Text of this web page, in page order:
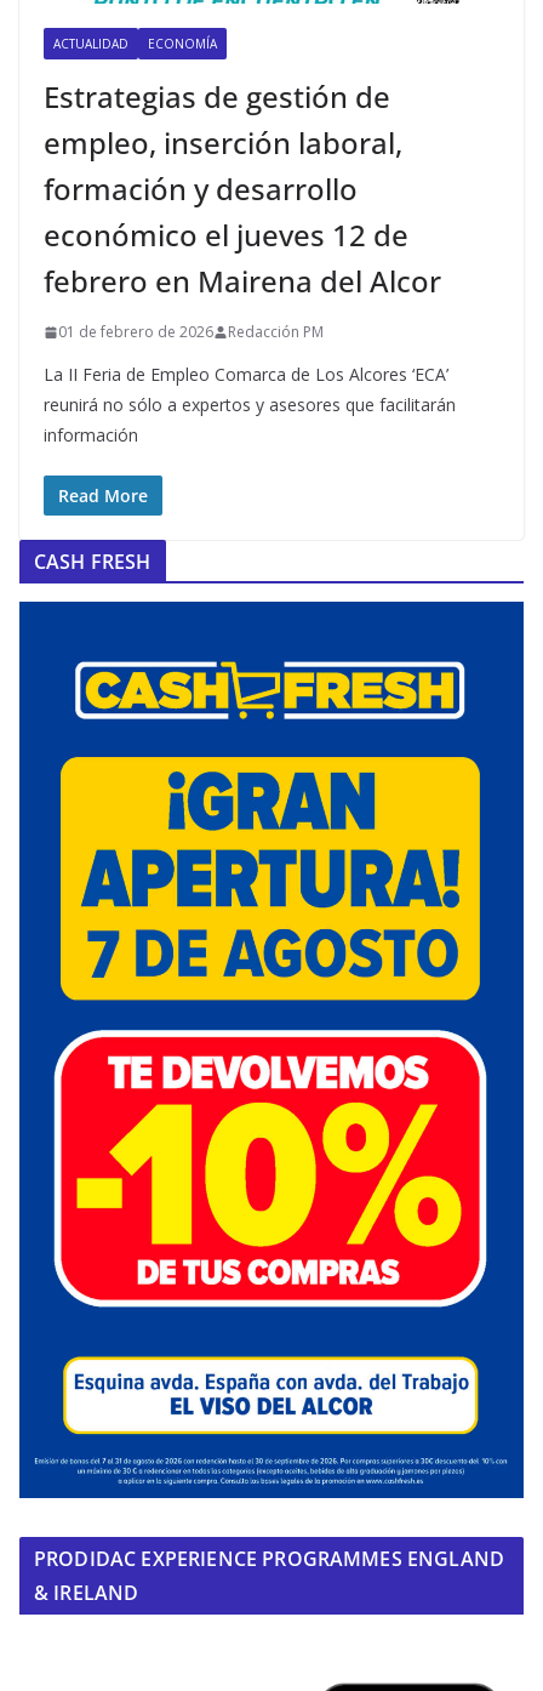
ACTUALIDAD ECONOMÍA
Estrategias de gestión de
empleo, inserción laboral,
formación y desarrollo
económico el jueves 12 de
febrero en Mairena del Alcor
01 de febrero de 2026 Redacción PM
La II Feria de Empleo Comarca de Los Alcores ‘ECA’
reunirá no sólo a expertos y asesores que facilitarán
información
Read More
CASH FRESH
PRODIDAC EXPERIENCE PROGRAMMES ENGLAND
& IRELAND